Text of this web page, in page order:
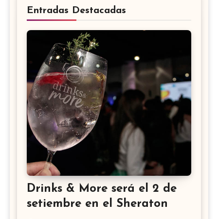
Entradas Destacadas
Drinks & More será el 2 de
setiembre en el Sheraton